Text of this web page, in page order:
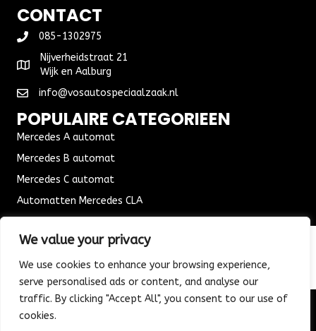
We value your privacy
We use cookies to enhance your browsing experience,
serve personalised ads or content, and analyse our
traffic. By clicking "Accept All", you consent to our use of
cookies.
CONTACT
085-1302975
Nijverheidstraat 21
Wijk en Aalburg
info@vosautospeciaalzaak.nl
POPULAIRE CATEGORIEEN
Mercedes A automat
Mercedes B automat
Mercedes C automat
Automatten Mercedes CLA
ALGEMENE VOORWAARDEN
Algemene voorwaarden
Verzending & Bezorging
Retouren & Ruilen